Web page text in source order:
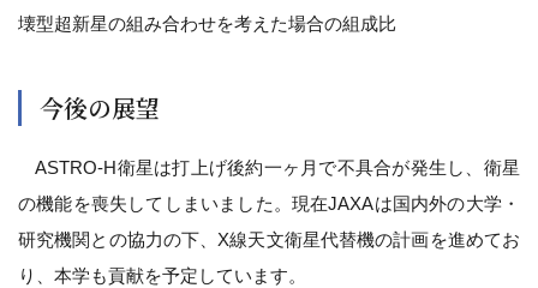
壊型超新星の組み合わせを考えた場合の組成比
今後の展望
ASTRO-H衛星は打上げ後約一ヶ月で不具合が発生し、衛星
の機能を喪失してしまいました。現在JAXAは国内外の大学・
研究機関との協力の下、X線天文衛星代替機の計画を進めてお
り、本学も貢献を予定しています。